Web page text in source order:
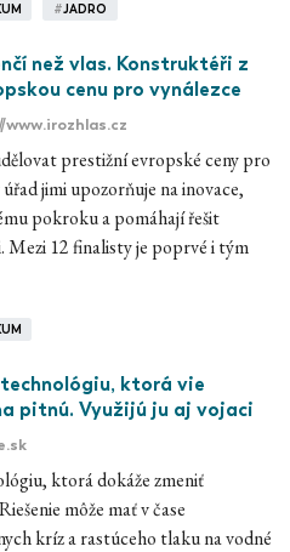
#JADRO
než vlas. Konstruktéři z
cenu pro vynálezce
prestižní evropské ceny pro
jimi upozorňuje na inovace,
pokroku a pomáhají řešit
Mezi 12 finalisty je poprvé i tým
ktorá vie
pitnú. Využijú ju aj vojaci
ktorá dokáže zmeniť
môže mať v čase
kríz a rastúceho tlaku na vodné